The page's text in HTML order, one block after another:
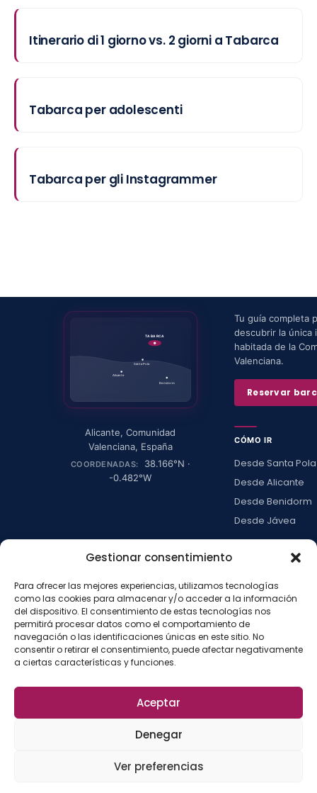
Gestionar consentimiento
Para ofrecer las mejores experiencias, utilizamos tecnologías
como las cookies para almacenar y/o acceder a la información
del dispositivo. El consentimiento de estas tecnologías nos
permitirá procesar datos como el comportamiento de
navegación o las identificaciones únicas en este sitio. No
consentir o retirar el consentimiento, puede afectar negativamente
a ciertas características y funciones.
Aceptar
Denegar
Ver preferencias
Itinerario di 1 giorno vs. 2 giorni a Tabarca
Tabarca per adolescenti
Tabarca per gli Instagrammer
TABARCA
Santa Pola
Alicante
Benidorm
Alicante,Comunidad
Valenciana, España
COORDENADAS: 38.166°N ·
-0.482°W
Tu guía completa
descubrir la única
habitada de la
Valenciana.
Reservar
CÓMO IR
Desde Santa Pola
Desde Alicante
Desde Benidorm
Desde Jávea
LA ISLA
Actividades
Blog
Con niños
Press kit
©2026La Isla de
Aviso legal·Privacidad·Cookies·
Configurar cookies